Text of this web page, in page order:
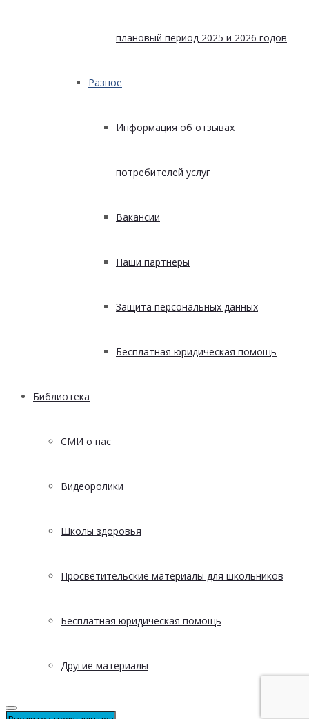
плановый период 2025 и 2026 годов
Разное
Информация об отзывах
потребителей услуг
Вакансии
Наши партнеры
Защита персональных данных
Бесплатная юридическая помощь
Библиотека
СМИ о нас
Видеоролики
Школы здоровья
Просветительские материалы для школьников
Бесплатная юридическая помощь
Другие материалы